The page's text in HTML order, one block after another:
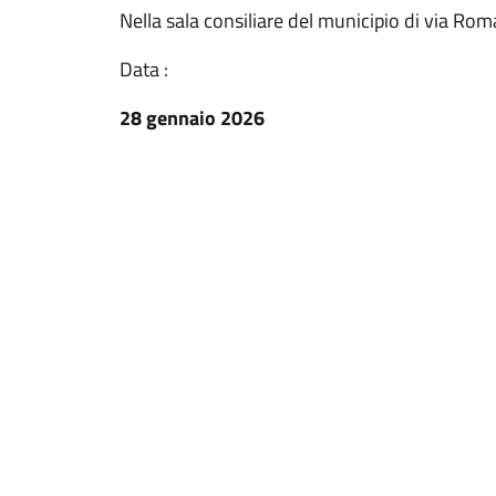
Nella sala consiliare del municipio di via
Data :
28 gennaio 2026